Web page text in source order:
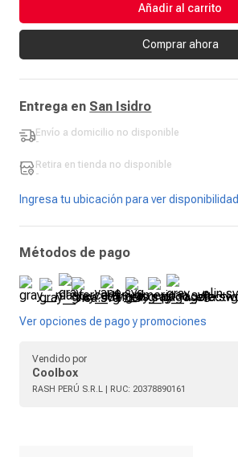
Añadir al carrito
Comprar ahora
Entrega en San Isidro
Envío a domicilio no disponible
-
Retira en tienda no disponible
-
Ingresa tu ubicación para ver disponibilidad
Métodos de pago
Ver opciones de pago y promociones
Vendido por
Coolbox
RASH PERÚ S.R.L | RUC: 20378890161